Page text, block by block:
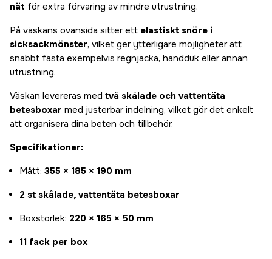
nät för extra förvaring av mindre utrustning.
På väskans ovansida sitter ett elastiskt snöre i
sicksackmönster, vilket ger ytterligare möjligheter att
snabbt fästa exempelvis regnjacka, handduk eller annan
utrustning.
Väskan levereras med två skålade och vattentäta
betesboxar med justerbar indelning, vilket gör det enkelt
att organisera dina beten och tillbehör.
Specifikationer:
Mått: 355 × 185 × 190 mm
2 st skålade, vattentäta betesboxar
Boxstorlek: 220 × 165 × 50 mm
11 fack per box